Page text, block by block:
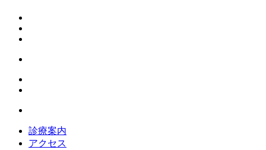
診療案内
アクセス